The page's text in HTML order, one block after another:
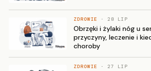
ZDROWIE · 28 LIP
Obrzęki i żylaki nóg u
przyczyny, leczenie i
choroby
ZDROWIE · 27 LIP